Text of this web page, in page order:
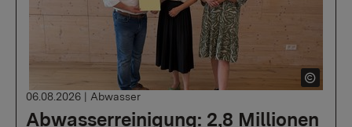
Abwasserreinigung: 2,8 Millionen
06.08.2026 | Abwasser